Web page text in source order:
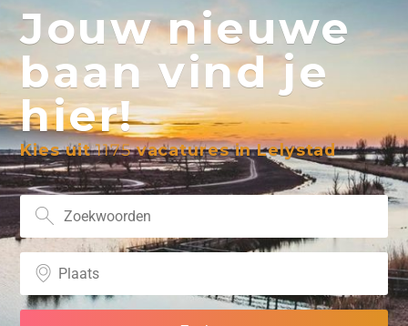
Jouw nieuwe
baan vind je
hier!
Kies uit1175vacatures in Lelystad